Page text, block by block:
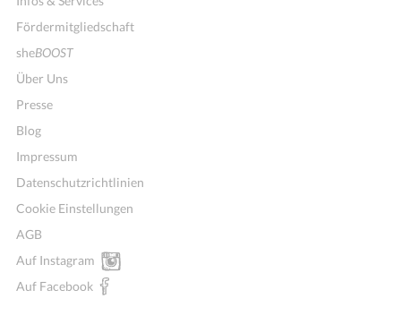
Fördermitgliedschaft
sheBOOST
Über Uns
Presse
Blog
Impressum
Datenschutzrichtlinien
Cookie Einstellungen
AGB
Auf Instagram
Auf Facebook